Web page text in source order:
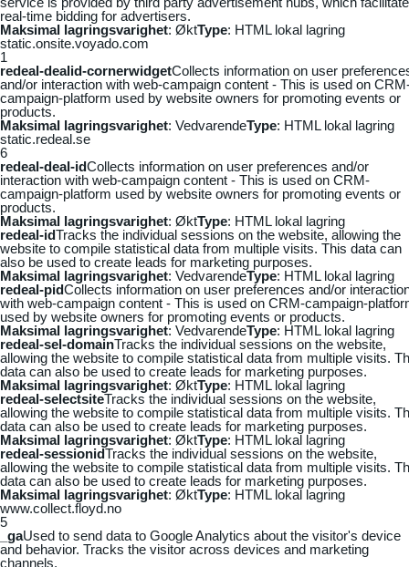
real-time bidding for advertisers.
Maksimal lagringsvarighet: ØktType: HTML lokal lagring
static.onsite.voyado.com
1
redeal-dealid-cornerwidgetCollects information on user
and/or interaction with web-campaign content - This is used on
campaign-platform used by website owners for promoting events or
products.
Maksimal lagringsvarighet: VedvarendeType: HTML lokal lagring
static.redeal.se
6
redeal-deal-idCollects information on user preferences and/or
interaction with web-campaign content - This is used on CRM-
campaign-platform used by website owners for promoting events or
products.
Maksimal lagringsvarighet: ØktType: HTML lokal lagring
redeal-idTracks the individual sessions on the website, allowing the
website to compile statistical data from multiple visits. This data can
also be used to create leads for marketing purposes.
Maksimal lagringsvarighet: VedvarendeType: HTML lokal lagring
redeal-pidCollects information on user preferences and/or
with web-campaign content - This is used on CRM-campaign-
used by website owners for promoting events or products.
Maksimal lagringsvarighet: VedvarendeType: HTML lokal lagring
redeal-sel-domainTracks the individual sessions on the website,
allowing the website to compile statistical data from multiple visits.
data can also be used to create leads for marketing purposes.
Maksimal lagringsvarighet: ØktType: HTML lokal lagring
redeal-selectsiteTracks the individual sessions on the website,
allowing the website to compile statistical data from multiple visits.
data can also be used to create leads for marketing purposes.
Maksimal lagringsvarighet: ØktType: HTML lokal lagring
redeal-sessionidTracks the individual sessions on the website,
allowing the website to compile statistical data from multiple visits.
data can also be used to create leads for marketing purposes.
Maksimal lagringsvarighet: ØktType: HTML lokal lagring
www.collect.floyd.no
5
_gaUsed to send data to Google Analytics about the visitor's device
and behavior. Tracks the visitor across devices and marketing
channels.